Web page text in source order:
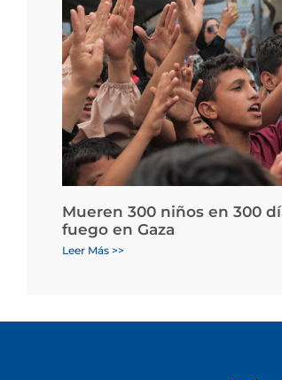
Mueren 300 niños en 300
fuego en Gaza
Leer Más >>